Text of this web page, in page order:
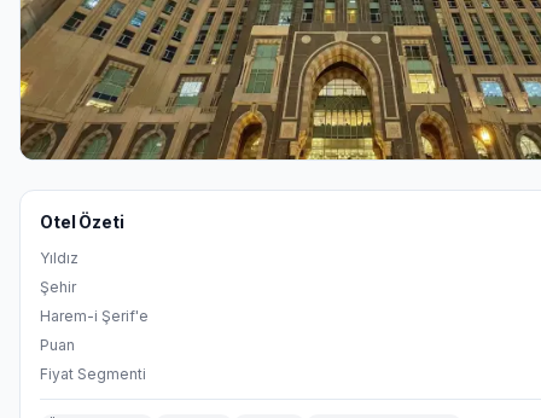
Otel Özeti
Yıldız
Şehir
Harem-i Şerif'e
Puan
Fiyat Segmenti